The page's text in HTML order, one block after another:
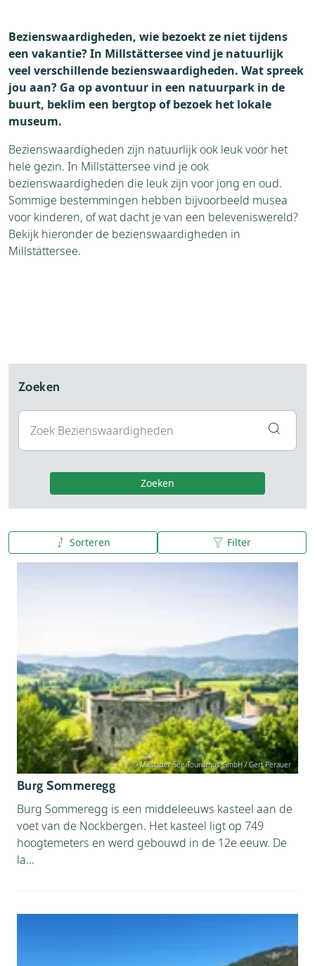
Brochure
Aanvraag
Thema's
Bezienswaardigheden, wie bezoekt ze niet tijdens
een vakantie? In Millstättersee vind je natuurlijk
veel verschillende bezienswaardigheden. Wat spreek
jou aan? Ga op avontuur in een natuurpark in de
buurt, beklim een bergtop of bezoek het lokale
museum.
Bezienswaardigheden zijn natuurlijk ook leuk voor het
hele gezin. In Millstättersee vind je ook
bezienswaardigheden die leuk zijn voor jong en oud.
Sommige bestemmingen hebben bijvoorbeeld musea
voor kinderen, of wat dacht je van een beleveniswereld?
Bekijk hieronder de bezienswaardigheden in
Millstättersee.
Zoeken
Zoeken
Sorteren Filter
A tot Z
© Millstätter See Tourismus GmbH / Gert Perauer
Burg Sommeregg
Burg Sommeregg is een middeleeuws kasteel aan de
voet van de Nockbergen. Het kasteel ligt op 749
hoogtemeters en werd gebouwd in de 12e eeuw. De
la...